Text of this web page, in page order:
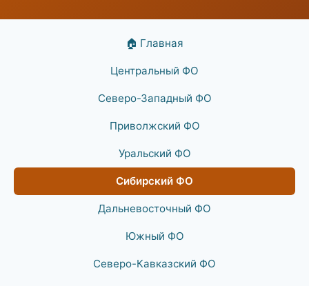
🏠 Главная
Центральный ФО
Северо-Западный ФО
Приволжский ФО
Уральский ФО
Сибирский ФО
Дальневосточный ФО
Южный ФО
Северо-Кавказский ФО